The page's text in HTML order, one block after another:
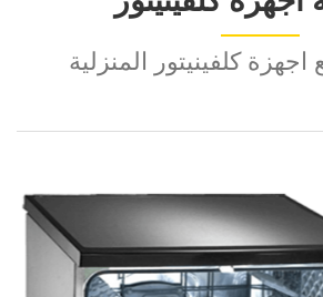
كلفينيتور المنزلية